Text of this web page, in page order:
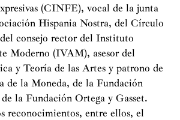
(CINFE), vocal de la junta
Hispania Nostra, del Círculo
consejo rector del Instituto
Moderno (IVAM), asesor del
y Teo­ría de las Artes y patrono de
de la Moneda, de la Fundación
la Fundación Ortega y Gasset.
reconocimientos, entre ellos, el